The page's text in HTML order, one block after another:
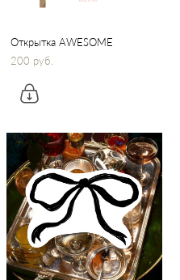
Открытка AWESOME
200 pуб.